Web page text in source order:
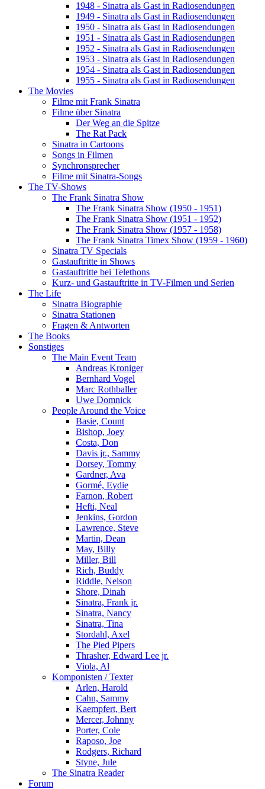
1948 - Sinatra als Gast in Radiosendungen
1949 - Sinatra als Gast in Radiosendungen
1950 - Sinatra als Gast in Radiosendungen
1951 - Sinatra als Gast in Radiosendungen
1952 - Sinatra als Gast in Radiosendungen
1953 - Sinatra als Gast in Radiosendungen
1954 - Sinatra als Gast in Radiosendungen
1955 - Sinatra als Gast in Radiosendungen
The Movies
Filme mit Frank Sinatra
Filme über Sinatra
Der Weg an die Spitze
The Rat Pack
Sinatra in Cartoons
Songs in Filmen
Synchronsprecher
Filme mit Sinatra-Songs
The TV-Shows
The Frank Sinatra Show
The Frank Sinatra Show (1950 - 1951)
The Frank Sinatra Show (1951 - 1952)
The Frank Sinatra Show (1957 - 1958)
The Frank Sinatra Timex Show (1959 - 1960)
Sinatra TV Specials
Gastauftritte in Shows
Gastauftritte bei Telethons
Kurz- und Gastauftritte in TV-Filmen und Serien
The Life
Sinatra Biographie
Sinatra Stationen
Fragen & Antworten
The Books
Sonstiges
The Main Event Team
Andreas Kroniger
Bernhard Vogel
Marc Rothballer
Uwe Domnick
People Around the Voice
Basie, Count
Bishop, Joey
Costa, Don
Davis jr., Sammy
Dorsey, Tommy
Gardner, Ava
Gormé, Eydie
Farnon, Robert
Hefti, Neal
Jenkins, Gordon
Lawrence, Steve
Martin, Dean
May, Billy
Miller, Bill
Rich, Buddy
Riddle, Nelson
Shore, Dinah
Sinatra, Frank jr.
Sinatra, Nancy
Sinatra, Tina
Stordahl, Axel
The Pied Pipers
Thrasher, Edward Lee jr.
Viola, Al
Komponisten / Texter
Arlen, Harold
Cahn, Sammy
Kaempfert, Bert
Mercer, Johnny
Porter, Cole
Raposo, Joe
Rodgers, Richard
Styne, Jule
The Sinatra Reader
Forum